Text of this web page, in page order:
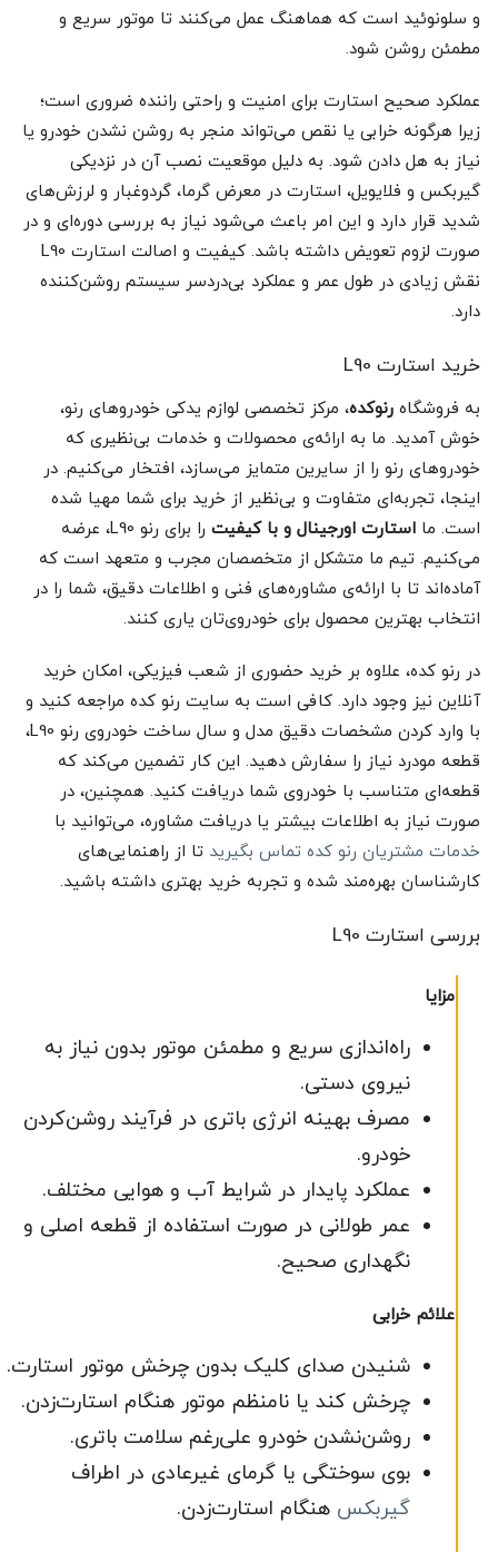
و سلونوئید است که هماهنگ عمل می‌کنند تا موتور سریع و
مطمئن روشن شود.
عملکرد صحیح استارت برای امنیت و راحتی راننده ضروری است؛
زیرا هرگونه خرابی یا نقص می‌تواند منجر به روشن نشدن خودرو یا
نیاز به هل دادن شود. به دلیل موقعیت نصب آن در نزدیکی
گیربکس و فلایویل، استارت در معرض گرما، گردوغبار و لرزش‌های
شدید قرار دارد و این امر باعث می‌شود نیاز به بررسی دوره‌ای و در
صورت لزوم تعویض داشته باشد. کیفیت و اصالت استارت L90
نقش زیادی در طول عمر و عملکرد بی‌دردسر سیستم روشن‌کننده
دارد.
خرید استارت L90
به فروشگاهرنوکده، مرکز تخصصی لوازم یدکی خودروهای رنو،
خوش آمدید. ما به ارائه‌ی محصولات و خدمات بی‌نظیری که
خودروهای رنو را از سایرین متمایز می‌سازد، افتخار می‌کنیم. در
اینجا، تجربه‌ای متفاوت و بی‌نظیر از خرید برای شما مهیا شده
است. ما استارت اورجینال و با کیفیت
را برای رنو L90، عرضه
می‌کنیم. تیم ما متشکل از متخصصان مجرب و متعهد است که
آماده‌اند تا با ارائه‌ی مشاوره‌های فنی و اطلاعات دقیق، شما را در
انتخاب بهترین محصول برای خودروی‌تان یاری کنند.
در رنو کده، علاوه بر خرید حضوری از شعب فیزیکی، امکان خرید
آنلاین نیز وجود دارد. کافی است به سایت رنو کده مراجعه کنید و
با وارد کردن مشخصات دقیق مدل و سال ساخت خودروی رنو L90،
قطعه مودرد نیاز را سفارش دهید. این کار تضمین می‌کند که
قطعه‌ای متناسب با خودروی شما دریافت کنید. همچنین، در
صورت نیاز به اطلاعات بیشتر یا دریافت مشاوره، می‌توانید با
خدمات مشتریان رنو کده تماس بگیرید تا از راهنمایی‌های
کارشناسان بهره‌مند شده و تجربه خرید بهتری داشته باشید.
بررسی استارت L90
مزایا
راه‌اندازی سریع و مطمئن موتور بدون نیاز به
نیروی دستی.
مصرف بهینه انرژی باتری در فرآیند روشن‌کردن
خودرو.
عملکرد پایدار در شرایط آب و هوایی مختلف.
عمر طولانی در صورت استفاده از قطعه اصلی و
نگهداری صحیح.
علائم خرابی
شنیدن صدای کلیک بدون چرخش موتور استارت.
چرخش کند یا نامنظم موتور هنگام استارت‌زدن.
روشن‌نشدن خودرو علی‌رغم سلامت باتری.
بوی سوختگی یا گرمای غیرعادی در اطراف
گیربکس هنگام استارت‌زدن.